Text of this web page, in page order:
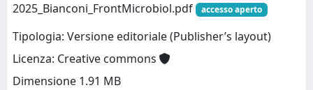
2025_Bianconi_FrontMicrobiol.pdf
accesso aperto
Tipologia: Versione editoriale (Publisher’s layout)
Licenza: Creative commons
Dimensione 1.91 MB